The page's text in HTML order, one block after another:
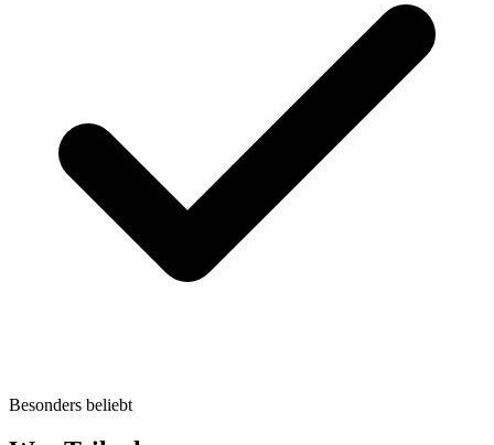
Besonders beliebt